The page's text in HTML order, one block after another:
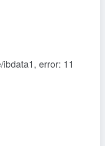
error: 11